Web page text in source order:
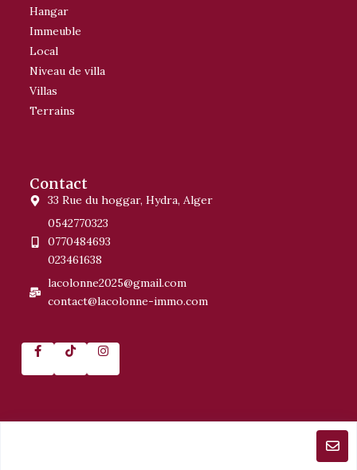
Hangar
Immeuble
Local
Niveau de villa
Villas
Terrains
Contact
33 Rue du hoggar, Hydra, Alger
0542770323
0770484693
023461638
lacolonne2025@gmail.com
contact@lacolonne-immo.com
© 2025 LA COLONNE Crée par WD.DEVELOPERDZ. Tous